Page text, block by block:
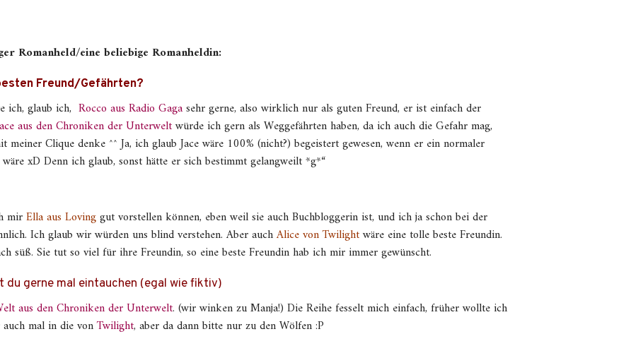
Romanheld/eine beliebige Romanheldin:
Freund/Gefährten?
ich, glaub ich, Rocco aus Radio Gagasehr gerne, also wirklich nur als guten Freund, er ist einfach der
aus den Chroniken der Unterweltwürde ich gern als Weggefährten haben, da ich auch die Gefahr mag,
Clique denke ^^ Ja, ich glaub Jace wäre 100% (nicht?) begeistert gewesen, wenn er ein normaler
xD Denn ich glaub, sonst hätte er sich bestimmt gelangweilt *g*“
mirElla aus Lovinggut vorstellen können, eben weil sie auch Buchbloggerin ist, und ich ja schon bei der
Ich glaub wir würden uns blind verstehen. Aber auchAlice von Twilightwäre eine tolle beste Freundin.
süß. Sie tut so viel für ihre Freundin, so eine beste Freundin hab ich mir immer gewünscht.
du gerne mal eintauchen (egal wie fiktiv)
aus den Chroniken der Unterwelt. (wir winken zu Manja!) Die Reihe fesselt mich einfach, früher wollte ich
mal in die vonTwilight, aber da dann bitte nur zu den Wölfen :P